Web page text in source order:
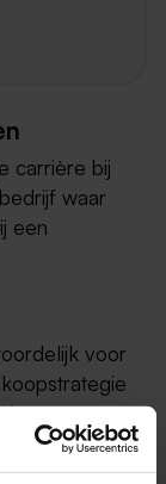
carrière bij
waar
een
voor